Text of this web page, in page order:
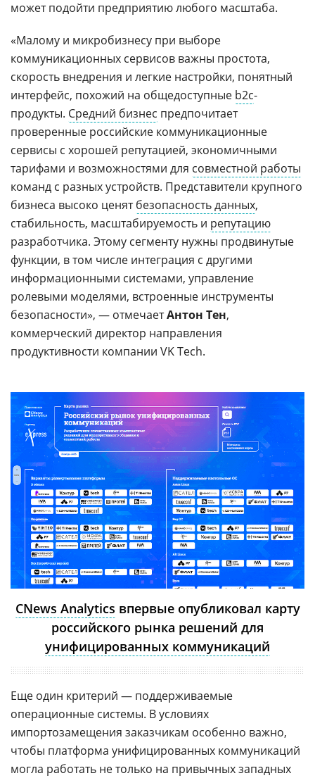
может подойти предприятию любого масштаба.
«Малому и микробизнесу при выборе
коммуникационных сервисов важны простота,
скорость внедрения и легкие настройки, понятный
интерфейс, похожий на общедоступные b2c-
продукты. Средний бизнес предпочитает
проверенные российские коммуникационные
сервисы с хорошей репутацией, экономичными
тарифами и возможностями для совместной работы
команд с разных устройств. Представители крупного
бизнеса высоко ценятбезопасность данных,
стабильность, масштабируемость и репутацию
разработчика. Этому сегменту нужны продвинутые
функции, в том числе интеграция с другими
информационными системами, управление
ролевыми моделями, встроенные инструменты
безопасности», — отмечаетАнтон Тен,
коммерческий директор направления
продуктивности компании VK Tech.
CNews Analytics впервые опубликовал карту
российского рынка решений для
унифицированных коммуникаций
Еще один критерий — поддерживаемые
операционные системы. В условиях
импортозамещения заказчикам особенно важно,
чтобы платформа унифицированных коммуникаций
могла работать не только на привычных западных